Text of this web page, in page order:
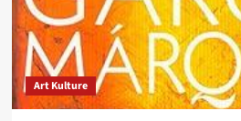
Art Kulture